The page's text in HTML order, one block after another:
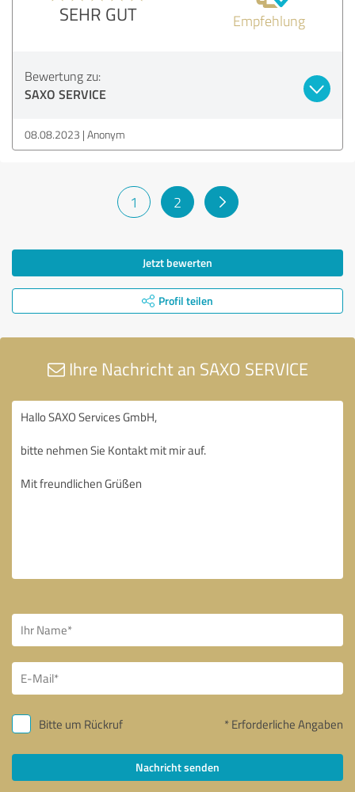
SEHR GUT Empfehlung
Bewertung zu:
SAXO SERVICE
08.08.2023 Anonym
1 2
Jetzt bewerten
Profil teilen
Ihre Nachricht an SAXO SERVICE
Bitte um Rückruf * Erforderliche Angaben
Nachricht senden